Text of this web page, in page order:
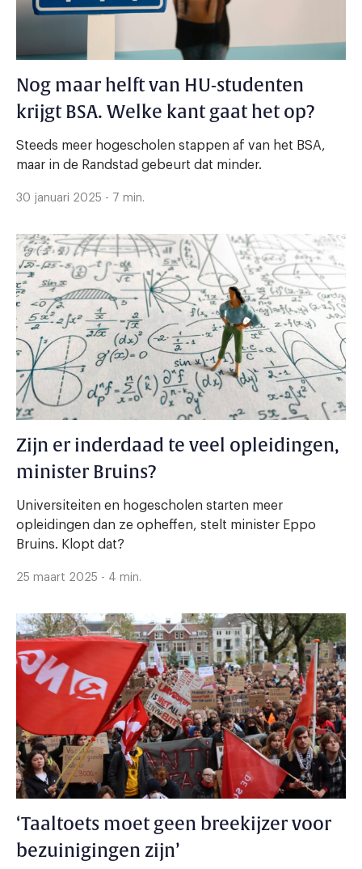
Nog maar helft van HU-studenten
krijgt BSA. Welke kant gaat het op?
Steeds meer hogescholen stappen af van het BSA,
maar in de Randstad gebeurt dat minder.
30 januari 2025 - 7 min.
Zijn er inderdaad te veel opleidingen,
minister Bruins?
Universiteiten en hogescholen starten meer
opleidingen dan ze opheffen, stelt minister Eppo
Bruins. Klopt dat?
25 maart 2025 - 4 min.
‘Taaltoets moet geen breekijzer voor
bezuinigingen zijn’